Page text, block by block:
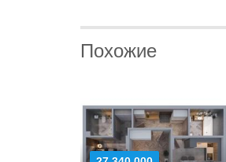
Похожие